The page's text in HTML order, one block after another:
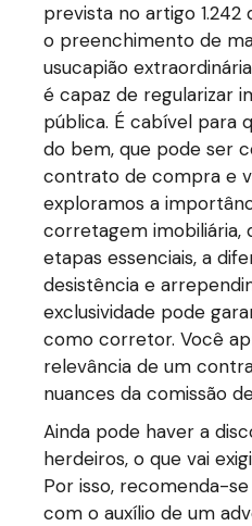
prevista no artigo 1.242
o preenchimento de
usucapião
é capaz de regularizar
pública. É cabível para
do bem, que pode ser
contrato de compra e
exploramos a
corretagem imobiliária,
etapas essenciais, a
desistência e
exclusividade pode
como corretor. Você
relevância de um
nuances da comissão
Ainda pode haver a
herdeiros, o que vai
Por isso, recomenda-
com o auxílio de um